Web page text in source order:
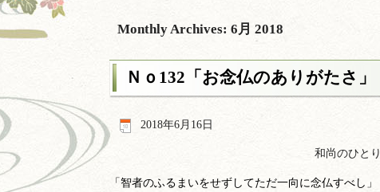
Monthly Archives: 6月 2018
Ｎｏ132「お念仏のありがたさ」
2018年6月16日
和尚のひと
「智者のふるまいをせずしてただ一向に念仏すべし」